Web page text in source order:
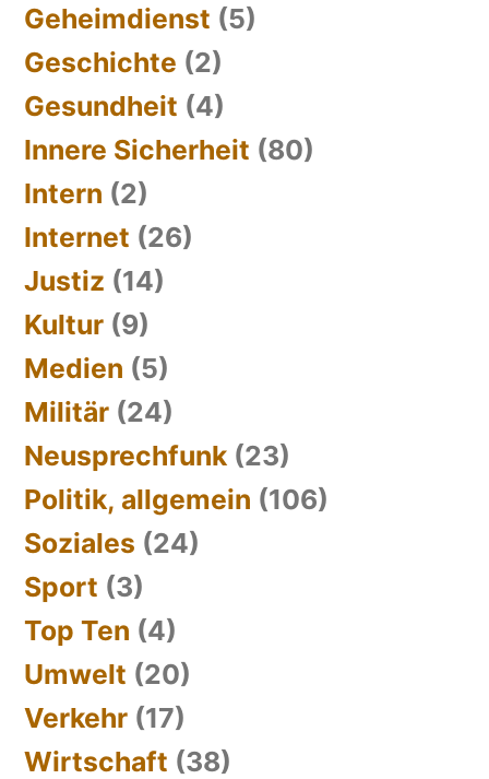
Geheimdienst (5)
Geschichte (2)
Gesundheit (4)
Innere Sicherheit (80)
Intern (2)
Internet (26)
Justiz (14)
Kultur (9)
Medien (5)
Militär (24)
Neusprechfunk (23)
Politik, allgemein (106)
Soziales (24)
Sport (3)
Top Ten (4)
Umwelt (20)
Verkehr (17)
Wirtschaft (38)